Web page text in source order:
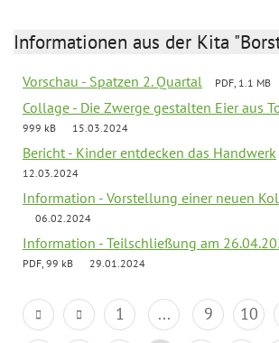
Informationen aus der Kita
Vorschau - Spatzen 2. Quartal PDF, 1.1 MB
Collage - Die Zwerge gestalten Eier aus
999 kB
15.03.2024
Bericht - Kinder entdecken das Handwerk
12.03.2024
Information - Vorstellung einer neuen
06.02.2024
Information - Teilschließung am
PDF, 99 kB 29.01.2024
1 ... 9 10